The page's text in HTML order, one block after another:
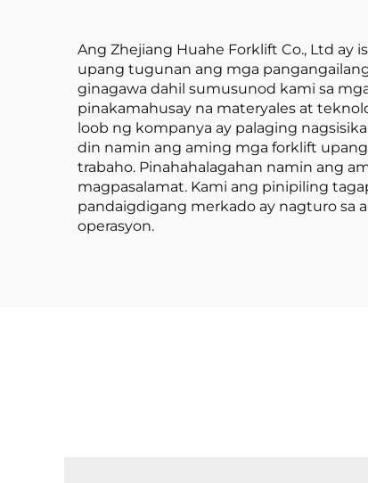
motor ng ISUZU
Ang Zhejiang Huahe Forklift Co., Ltd
upang tugunan ang mga
ginagawa dahil sumusunod kami sa
pinakamahusay na materyales at
loob ng kompanya ay palaging
din namin ang aming mga forklift
trabaho. Pinahahalagahan namin ang
magpasalamat. Kami ang pinipiling
pandaigdigang merkado ay nagturo sa
operasyon.